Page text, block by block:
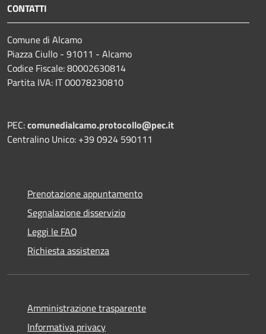
CONTATTI
Comune di Alcamo
Piazza Ciullo - 91011 - Alcamo
Codice Fiscale: 80002630814
Partita IVA: IT 00078230810
PEC:comunedialcamo.protocollo@pec.it
Centralino Unico: +39 0924 590111
Prenotazione appuntamento
Segnalazione disservizio
Leggi le FAQ
Richiesta assistenza
Amministrazione trasparente
Informativa privacy